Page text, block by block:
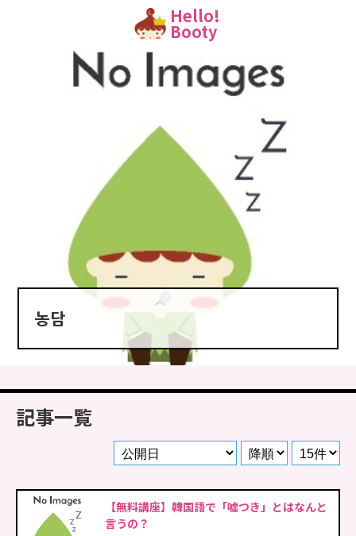
Hello!
Booty
농담
記事一覧
【無料講座】韓国語で「嘘つき」とはなんと
言うの？